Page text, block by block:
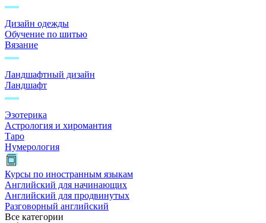
Дизайн одежды
Обучение по шитью
Вязание
Ландшафтный дизайн
Ландшафт
Эзотерика
Астрология и хиромантия
Таро
Нумерология
Курсы по иностранным языкам
Английский для начинающих
Английский для продвинутых
Разговорный английский
Все категории